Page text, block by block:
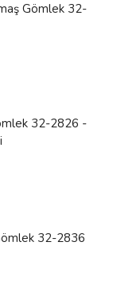
Gömlek 32-
32-2826 -
32-2836